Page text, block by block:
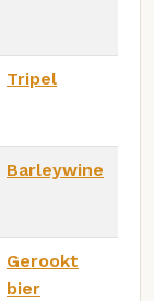
Tripel
Barleywine
Gerookt
bier